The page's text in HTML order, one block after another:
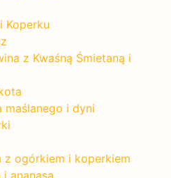
Koperku
z Kwaśną Śmietaną i
maślanego i dyni
z ogórkiem i koperkiem